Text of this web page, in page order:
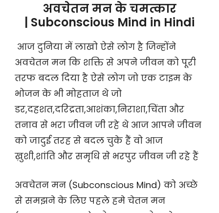
अवचेतन मन के चमत्कार
| Subconscious Mind in Hindi
आज दुनिया में लाखो ऐसे लोग है जिन्होंने
अवचेतन मन कि शक्ति से अपने जीवन को पूरी
तरफ बदल दिया है ऐसे लोग जो एक टाइम के
भोजन के भी मोहताज थे जो
डर,दहशत,दरिद्रता,आशंका,निराशा,चिंता और
तनाव से भरा जीवन जी रहे थे आज आपने जीवन
को जादुई तरह से बदल चुके हैं वो आज
ख़ुशी,शांति और समृधि से भरपुर जीवन जी रहे हैं
अवचेतन मन (Subconscious Mind) को अच्छे
से समझने के लिए पहले हमे चेतन मन